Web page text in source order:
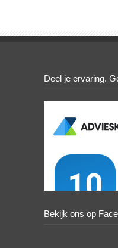
Deel je ervaring.
Bekijk ons op